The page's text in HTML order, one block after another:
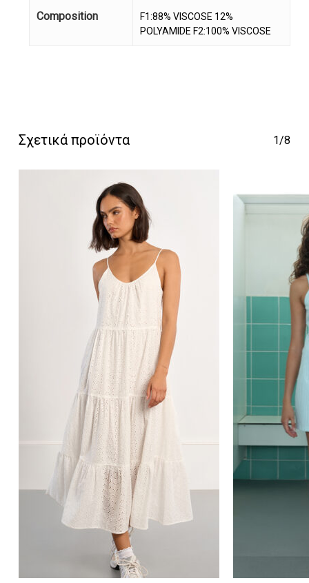
Κανένα προϊόν στο
καλάθι σας.
Composition
F1:88% VISCOSE 12%
POLYAMIDE F2:100% VISCOSE
Σχετικά προϊόντα 1/8